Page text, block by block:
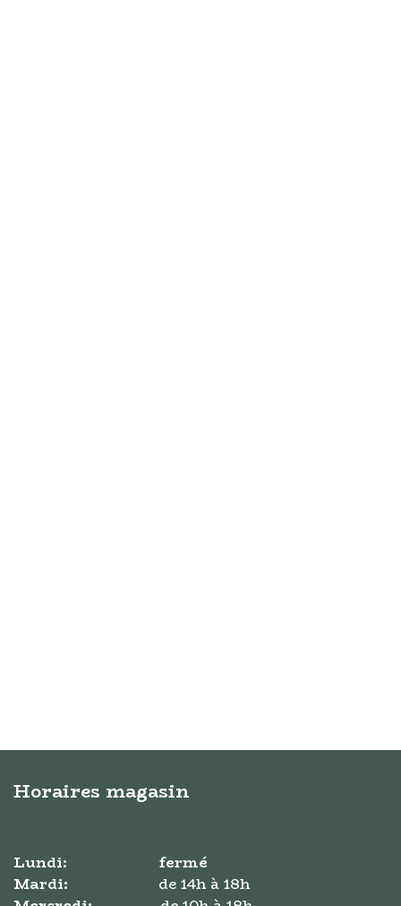
Horaires magasin
Lundi:
fermé
Mardi:
​de ​14h à 18h